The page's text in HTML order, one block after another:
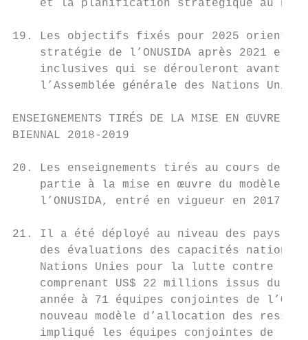
et la planification stratégique au
19. Les objectifs fixés pour 2025
stratégie de l’ONUSIDA après 2021 et
inclusives qui se dérouleront avant
l’Assemblée générale des Nations Unies
ENSEIGNEMENTS TIRÉS DE LA MISE EN ŒUVRE AU
BIENNAL 2018-2019
20. Les enseignements tirés au cours de
partie à la mise en œuvre du modèle
    l’ONUSIDA, entré en vigueur en 2017.
21. Il a été déployé au niveau des pays
des évaluations des capacités
Nations Unies pour la lutte contre le
comprenant US$ 22 millions issus du
année à 71 équipes conjointes de
nouveau modèle d’allocation des
impliqué les équipes conjointes de